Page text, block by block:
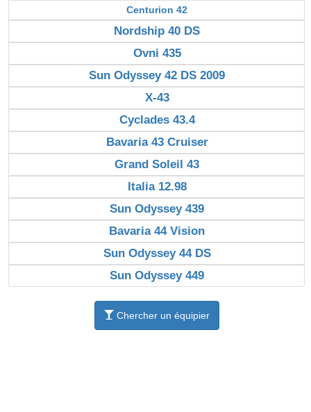
Centurion 42
Nordship 40 DS
Ovni 435
Sun Odyssey 42 DS 2009
X-43
Cyclades 43.4
Bavaria 43 Cruiser
Grand Soleil 43
Italia 12.98
Sun Odyssey 439
Bavaria 44 Vision
Sun Odyssey 44 DS
Sun Odyssey 449
Chercher un équipier